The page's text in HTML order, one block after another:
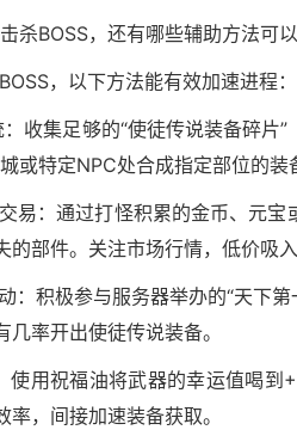
杀BOSS，还有哪些辅助方法可
，以下方法能有效加速进程：
：收集足够的“使徒传说装备碎片
或特定NPC处合成指定部位的装
易：通过打怪积累的金币、元
部件。关注市场行情，低价吸入
：积极参与服务器举办的“天下
率开出使徒传说装备。
使用祝福油将武器的幸运值喝到
，间接加速装备获取。